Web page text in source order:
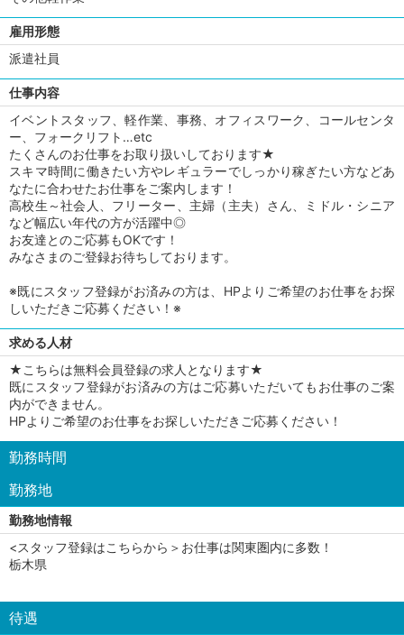
雇用形態
派遣社員
仕事内容
イベントスタッフ、軽作業、事務、オフィスワーク、コールセンタ
ー、フォークリフト…etc
たくさんのお仕事をお取り扱いしております★
スキマ時間に働きたい方やレギュラーでしっかり稼ぎたい方などあ
なたに合わせたお仕事をご案内します！
高校生～社会人、フリーター、主婦（主夫）さん、ミドル・シニア
など幅広い年代の方が活躍中◎
お友達とのご応募もOKです！
みなさまのご登録お待ちしております。
※既にスタッフ登録がお済みの方は、HPよりご希望のお仕事をお探
しいただきご応募ください！※
求める人材
★こちらは無料会員登録の求人となります★
既にスタッフ登録がお済みの方はご応募いただいてもお仕事のご案
内ができません。
HPよりご希望のお仕事をお探しいただきご応募ください！
勤務時間
勤務地
勤務地情報
<スタッフ登録はこちらから＞お仕事は関東圏内に多数！
栃木県
待遇